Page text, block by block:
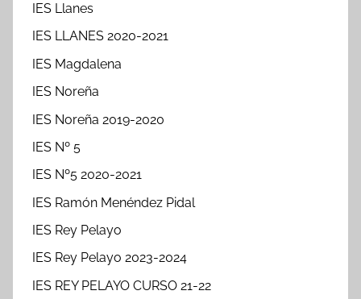
IES Llanes
IES LLANES 2020-2021
IES Magdalena
IES Noreña
IES Noreña 2019-2020
IES Nº 5
IES Nº5 2020-2021
IES Ramón Menéndez Pidal
IES Rey Pelayo
IES Rey Pelayo 2023-2024
IES REY PELAYO CURSO 21-22